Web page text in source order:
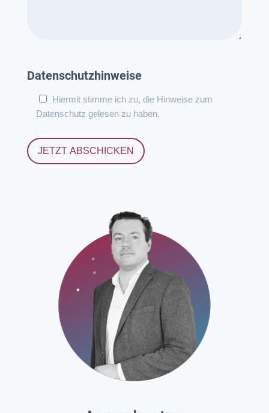
Datenschutzhinweise
Hiermit stimme ich zu, die Hinweise zum
Datenschutz gelesen zu haben.
JETZT ABSCHICKEN